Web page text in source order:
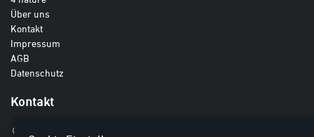
Über uns
Kontakt
Impressum
AGB
Datenschutz
Kontakt